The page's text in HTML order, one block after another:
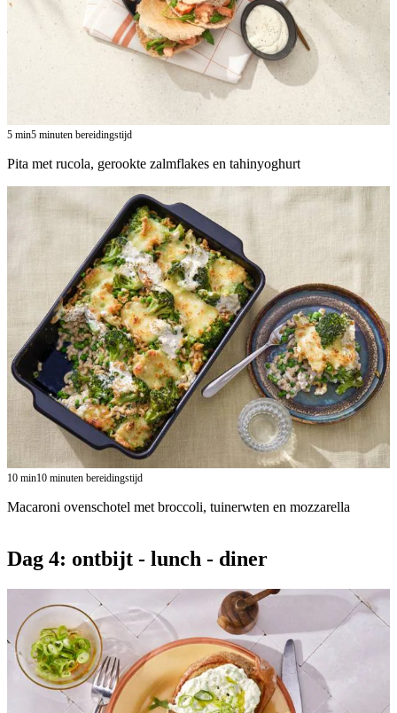
5 min5 minuten bereidingstijd
Pita met rucola, gerookte zalmflakes en tahinyoghurt
10 min10 minuten bereidingstijd
Macaroni ovenschotel met broccoli, tuinerwten en mozzarella
Dag 4: ontbijt - lunch - diner